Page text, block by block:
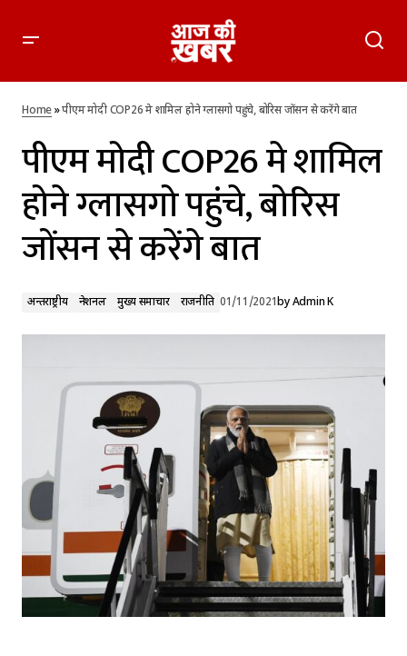
बात
Home»पीएम मोदी COP26 मे शामिल होने ग्लासगो पहुंचे, बोरिस जोंसन से करेंगे बात
पीएम मोदी COP26 मे शामिल
होने ग्लासगो पहुंचे, बोरिस
जोंसन से करेंगे बात
अन्तर्राष्ट्रीय नेशनल मुख्य समाचार राजनीति 01/11/2021byAdmin K